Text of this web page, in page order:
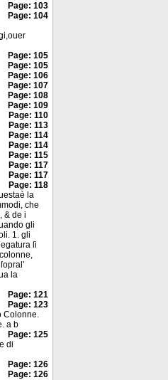
Page: 103
Page: 104
Page: 105
Page: 105
Page: 106
Page: 107
Page: 108
Page: 109
Page: 110
Page: 113
Page: 114
Page: 114
Page: 115
Page: 117
Page: 117
Page: 118
la
che
& de i
gli
1. gli
ſi
la
Page: 121
Page: 123
Colonne.
a b
Page: 125
di
Page: 126
Page: 126